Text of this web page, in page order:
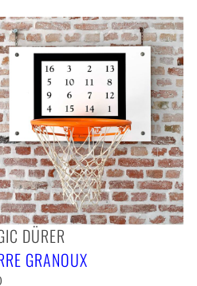
DÜRER
GRANOUX